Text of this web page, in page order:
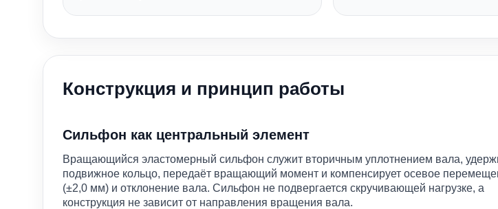
Конструкция и принцип работы
Сильфон как центральный элемент
Вращающийся эластомерный сильфон служит вторичным уплотнением вала,
подвижное кольцо, передаёт вращающий момент и компенсирует осевое
(±2,0 мм) и отклонение вала. Сильфон не подвергается скручивающей нагрузке, а
конструкция не зависит от направления вращения вала.